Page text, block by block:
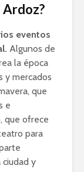
eventos
Algunos de
la época
y mercados
que
e
que ofrece
para
y